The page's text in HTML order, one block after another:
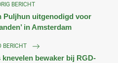
BERICHT
Puljhun uitgenodigd voor
in Amsterdam
BERICHT
bewaker bij RGD-